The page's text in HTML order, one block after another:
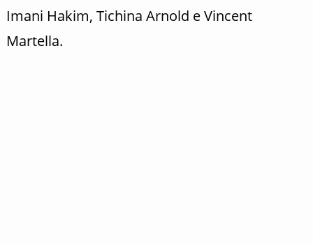
Imani Hakim, Tichina Arnold e Vincent
Martella.